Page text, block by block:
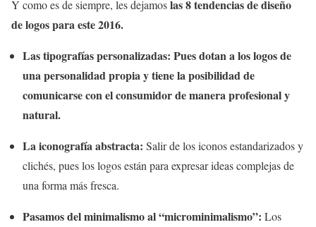
Y como es de siempre, les dejamoslas 8 tendencias de diseño
de logos para este 2016.
Las tipografías personalizadas: Pues dotan a los logos de
una personalidad propia y tiene la posibilidad de
comunicarse con el consumidor de manera profesional y
natural.
La iconografía abstracta: Salir de los iconos estandarizados y
clichés, pues los logos están para expresar ideas complejas de
una forma más fresca.
Pasamos del minimalismo al“microminimalismo”: Los